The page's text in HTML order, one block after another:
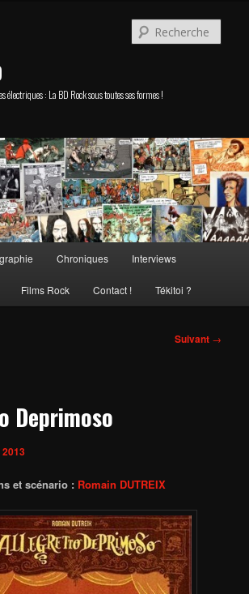
électriques : La BD Rock sous toutes ses formes !
Chroniques Interviews
Films Rock Contact ! Tékitoi ?
Suivant →
Deprimoso
et scénario : Romain DUTREIX